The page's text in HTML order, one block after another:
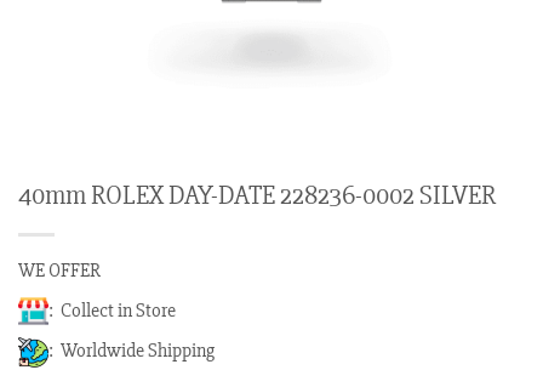
40mm ROLEX DAY-DATE 228236-0002 SILVER
WE OFFER
: Collect in Store
: Worldwide Shipping